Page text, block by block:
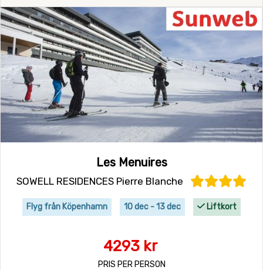
Les Menuires
SOWELL RESIDENCES Pierre Blanche
Flyg från Köpenhamn 10 dec - 13 dec Liftkort
4293 kr
PRIS PER PERSON